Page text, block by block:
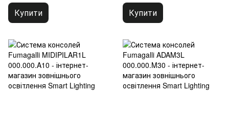
Купити Купити